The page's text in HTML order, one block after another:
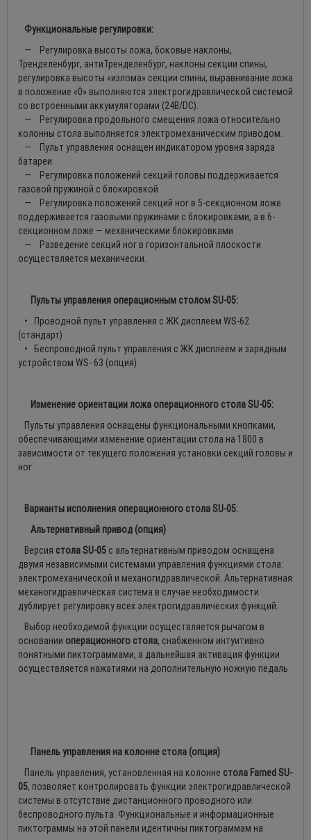
Функциональные регулировки:
— Регулировка высоты ложа, боковые наклоны,
Тренделенбург, антиТренделенбург, наклоны секции спины,
регулировка высоты «излома» секции спины, выравнивание ложа
в положение «0» выполняются электрогидравлической системой
со встроенными аккумуляторами (24В/DC).
— Регулировка продольного смещения ложа относительно
колонны стола выполняется электромеханическим приводом.
— Пульт управления оснащен индикатором уровня заряда
батареи
— Регулировка положений секций головы поддерживается
газовой пружиной с блокировкой
— Регулировка положений секций ног в 5-секционном ложе
поддерживается газовыми пружинами с блокировками, а в 6-
секционном ложе — механическими блокировками
— Разведение секций ног в горизонтальной плоскости
осуществляется механически.
Пульты управления операционным столом SU-05:
• Проводной пульт управления с ЖК дисплеем WS-62
(стандарт)
• Беспроводной пульт управления с ЖК дисплеем и зарядным
устройством WS- 63 (опция)
Изменение ориентации ложа операционного стола SU-05:
Пульты управления оснащены функциональными кнопками,
обеспечивающими изменение ориентации стола на 1800 в
зависимости от текущего положения установки секций головы и
ног.
Варианты исполнения операционного стола SU-05:
Альтернативный привод (опция)
Версия стола SU-05 с альтернативным приводом оснащена
двумя независимыми системами управления функциями стола:
электромеханической и механогидравлической. Альтернативная
механогидравлическая система в случае необходимости
дублирует регулировку всех электрогидравлических функций.
Выбор необходимой функции осуществляется рычагом в
основании операционного стола, снабженном интуитивно
понятными пиктограммами, а дальнейшая активация функции
осуществляется нажатиями на дополнительную ножную педаль
Панель управления на колонне стола (опция)
Панель управления, установленная на колонне стола Famed SU-
05, позволяет контролировать функции электрогидравлической
системы в отсутствие дистанционного проводного или
беспроводного пульта. Функциональные и информационные
пиктограммы на этой панели идентичны пиктограммам на